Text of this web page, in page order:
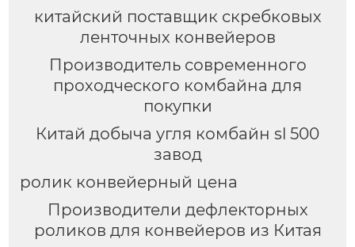
китайский поставщик скребковых
ленточных конвейеров
Производитель современного
проходческого комбайна для
покупки
Китай добыча угля комбайн sl 500
завод
ролик конвейерный цена
Производители дефлекторных
роликов для конвейеров из Китая